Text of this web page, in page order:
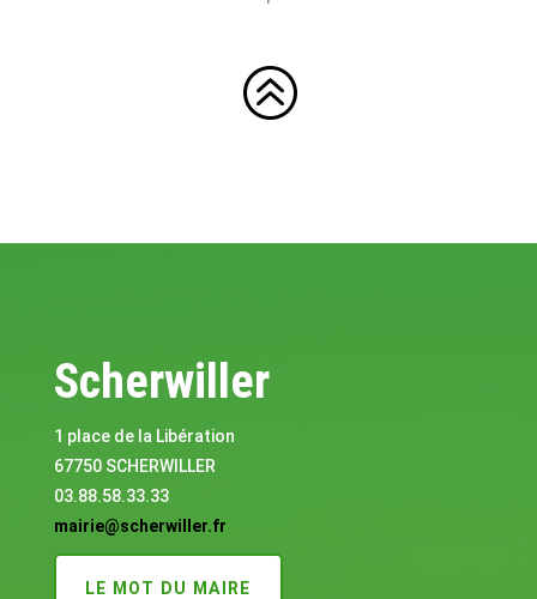
>
Scherwiller
1 place de la Libération
67750 SCHERWILLER
03.88.58.33.33
mairie@scherwiller.fr
LE MOT DU MAIRE